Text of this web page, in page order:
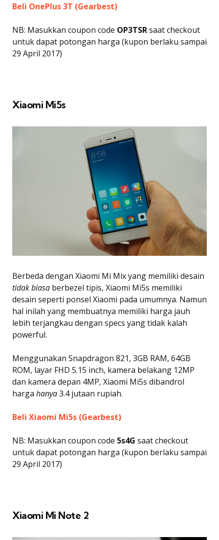
Beli OnePlus 3T (Gearbest)
NB: Masukkan coupon code OP3TSRsaat checkout
untuk dapat potongan harga (kupon berlaku sampai
29 April 2017)
Xiaomi Mi5s
Berbeda dengan Xiaomi Mi Mix yang memiliki desain
tidak biasa berbezel tipis, Xiaomi Mi5s memiliki
desain seperti ponsel Xiaomi pada umumnya. Namun
hal inilah yang membuatnya memiliki harga jauh
lebih terjangkau dengan specs yang tidak kalah
powerful.
Menggunakan Snapdragon 821, 3GB RAM, 64GB
ROM, layar FHD 5.15 inch, kamera belakang 12MP
dan kamera depan 4MP, Xiaomi Mi5s dibandrol
harga hanya3.4 jutaan rupiah.
Beli Xiaomi Mi5s (Gearbest)
NB: Masukkan coupon code 5s4G saat checkout
untuk dapat potongan harga (kupon berlaku sampai
29 April 2017)
Xiaomi Mi Note 2